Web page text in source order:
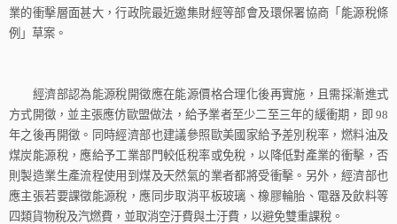
業的衝擊層面甚大，行政院最近邀集財經等部會及環保署協商「能源稅條
例」草案。
經濟部認為能源稅開徵應在能源價格合理化後再實施，且需採漸進式
方式開徵，並主張應仿歐盟做法，給予業者至少二至三年的緩衝期，即 98
年之後再開徵。同時經濟部也建議參照歐美國家給予差別稅率，燃料油及
煤炭能源稅，應給予工業部門較低稅率或免稅，以降低對產業的衝擊，否
則製造業生產流程使用到煤及天然氣的業者都將受衝擊。另外，經濟部也
應主張若要課徵能源稅，應同步取消平板玻璃、橡膠輪胎、電器及飲料等
四類貨物稅及汽燃費，並取消空汙費與土汙費，以避免雙重課稅。